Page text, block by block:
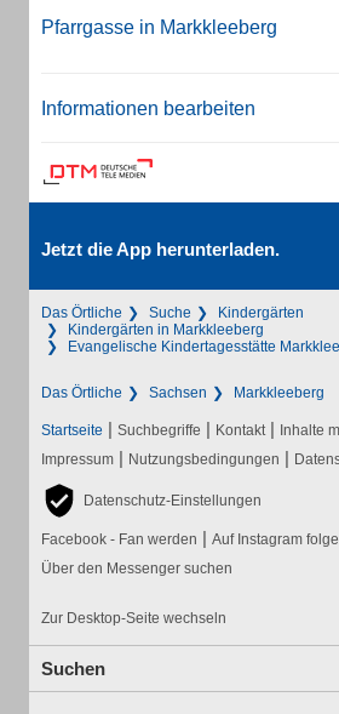
Pfarrgasse in Markkleeberg
Informationen bearbeiten
Jetzt die App herunterladen.
Das Örtliche Suche
Kindergärten
Kindergärten in Markkleeberg
Evangelische Kindertagesstätte
Das Örtliche Sachsen Markkleeberg
Startseite | Suchbegriffe | Kontakt | Inhalte
Impressum | Nutzungsbedingungen |
Datenschutz-Einstellungen
Facebook - Fan werden | Auf Instagram
Über den Messenger suchen
Zur Desktop-Seite wechseln
Suchen